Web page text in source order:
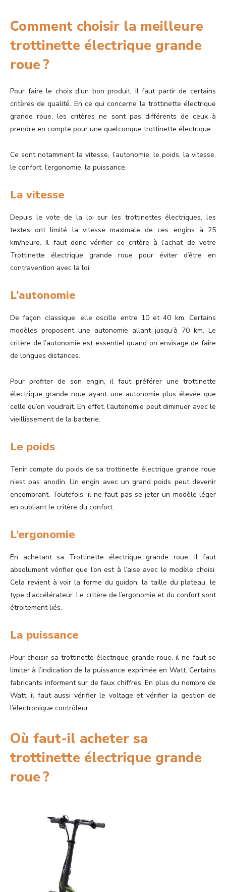
Comment choisir la meilleure
trottinette électrique grande
roue ?
Pour faire le choix d’un bon produit, il faut partir de certains
critères de qualité. En ce qui concerne la trottinette électrique
grande roue, les critères ne sont pas différents de ceux à
prendre en compte pour une quelconque trottinette électrique.
Ce sont notamment la vitesse, l’autonomie, le poids, la vitesse,
le confort, l’ergonomie, la puissance.
La vitesse
Depuis le vote de la loi sur les trottinettes électriques, les
textes ont limité la vitesse maximale de ces engins à 25
km/heure. Il faut donc vérifier ce critère à l’achat de votre
Trottinette électrique grande roue pour éviter d’être en
contravention avec la loi.
L’autonomie
De façon classique, elle oscille entre 10 et 40 km. Certains
modèles proposent une autonomie allant jusqu’à 70 km. Le
critère de l’autonomie est essentiel quand on envisage de faire
de longues distances.
Pour profiter de son engin, il faut préférer une trottinette
électrique grande roue ayant une autonomie plus élevée que
celle qu’on voudrait. En effet, l’autonomie peut diminuer avec le
vieillissement de la batterie.
Le poids
Tenir compte du poids de sa trottinette électrique grande roue
n’est pas anodin. Un engin avec un grand poids peut devenir
encombrant. Toutefois, il ne faut pas se jeter un modèle léger
en oubliant le critère du confort.
L’ergonomie
En achetant sa Trottinette électrique grande roue, il faut
absolument vérifier que l’on est à l’aise avec le modèle choisi.
Cela revient à voir la forme du guidon, la taille du plateau, le
type d’accélérateur. Le critère de l’ergonomie et du confort sont
étroitement liés.
La puissance
Pour choisir sa trottinette électrique grande roue, il ne faut se
limiter à l’indication de la puissance exprimée en Watt. Certains
fabricants informent sur de faux chiffres. En plus du nombre de
Watt, il faut aussi vérifier le voltage et vérifier la gestion de
l’électronique contrôleur.
Où faut-il acheter sa
trottinette électrique grande
roue ?